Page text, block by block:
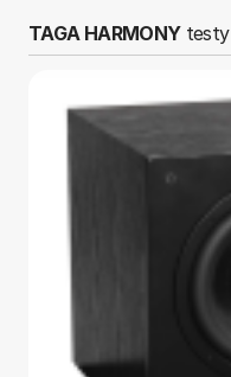
TAGA HARMONYtesty